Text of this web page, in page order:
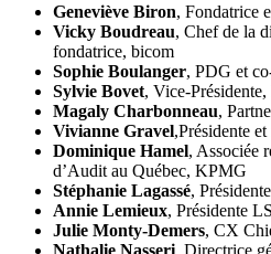
Geneviève Biron, Fondatrice
Vicky Boudreau, Chef de la
fondatrice, bicom
Sophie Boulanger, PDG et
Sylvie Bovet, Vice-
Magaly Charbonneau,
Vivianne Gravel,Présidente
Dominique Hamel, Associée
d’Audit au Québec, KPMG
Stéphanie Lagassé,
Annie Lemieux, Présidente
Julie Monty-Demers, CX
Nathalie Nasseri , Directrice